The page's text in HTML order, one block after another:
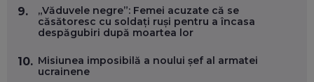
OLIVIU MATEI, HOLISUN: SOFTWARE DE LA CLUJ PENTRU
WASHINGTON, OCHELARI INTELIGENȚI ȘI FERME
VERTICALE FĂRĂ PĂMÂNT
EP. 54
VALENTIN VANCEA, CEO AL PATRIA BANK: AUTOMATIZĂM
9.
„Văduvele negre”: Femei acuzate că se
căsătoresc cu soldați ruși pentru a încasa
despăgubiri după moartea lor
10. Misiunea imposibilă a noului șef al armatei
ucrainene